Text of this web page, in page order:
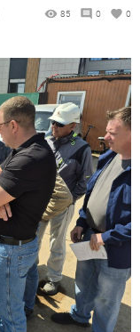
85 0 0